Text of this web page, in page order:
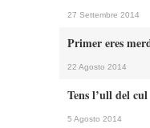
27 Settembre 2014
Primer eres
22 Agosto 2014
Tens l’ull del cul
5 Agosto 2014